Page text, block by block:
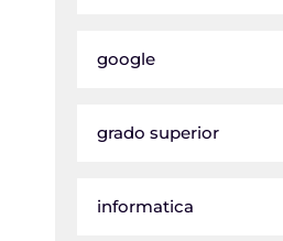
google
grado superior
informatica